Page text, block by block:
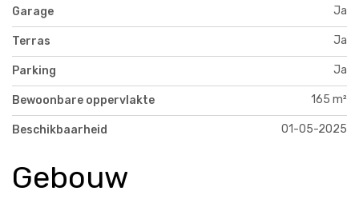
Garage Ja
Terras Ja
Parking Ja
Bewoonbare oppervlakte 165 m²
Beschikbaarheid 01-05-2025
Gebouw